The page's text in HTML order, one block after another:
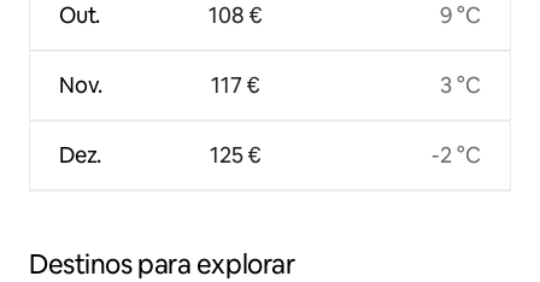
Out.
Nov.
Dez.
108 €
117 €
125 €
9 °C
3 °C
-2 °C
Destinos para explorar